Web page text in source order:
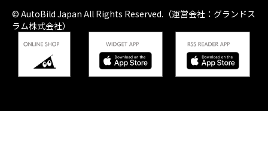
© AutoBild Japan All Rights Reserved.（運営会社：グランドス
ラム株式会社）